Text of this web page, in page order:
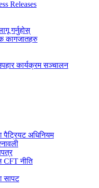
Releases
गर्नुहोस्
कागजातहरु
कार्यक्रम सञ्चालन
पैट्रियट अधिनियम
CFT नीति
सापट